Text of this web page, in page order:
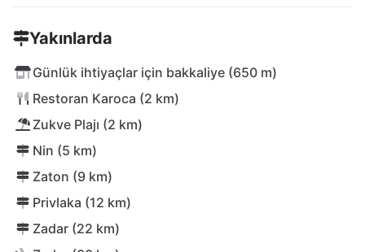
Yakınlarda
Günlük ihtiyaçlar için bakkaliye (650 m)
Restoran Karoca (2 km)
Zukve Plajı (2 km)
Nin (5 km)
Zaton (9 km)
Privlaka (12 km)
Zadar (22 km)